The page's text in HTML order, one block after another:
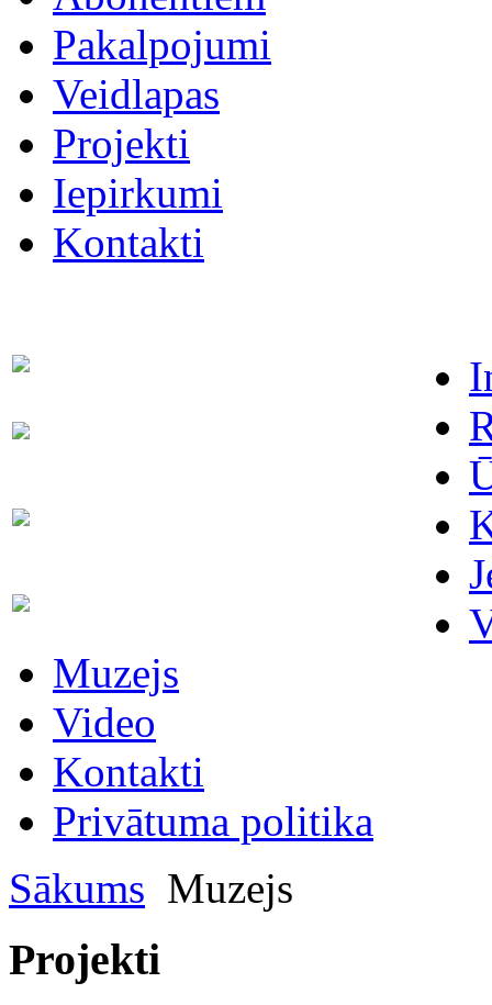
Pakalpojumi
Veidlapas
Projekti
Iepirkumi
Kontakti
63021091
63022886
63007698
Muzejs
Video
Kontakti
Privātuma politika
Sākums Muzejs
Projekti